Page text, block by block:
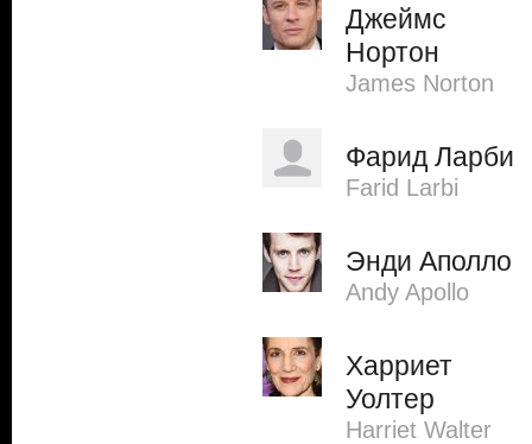
Джеймс
Нортон
James Norton
Фарид Ларби
Farid Larbi
Энди Аполло
Andy Apollo
Харриет
Уолтер
Harriet Walter